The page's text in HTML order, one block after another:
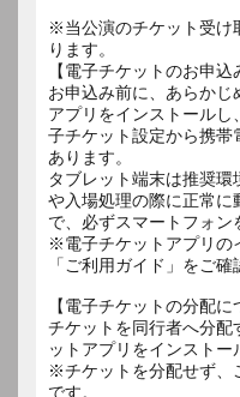
※当公演のチケット受け
ります。
【電子チケットのお申込
お申込み前に、あらかじ
アプリをインストール
子チケット設定から携
あります。
タブレット端末は推奨
や入場処理の際に正常
で、必ずスマートフォン
※電子チケットアプリの
「ご利用ガイド」をご確
【電子チケットの分配に
チケットを同行者へ分配
ットアプリをインストー
※チケットを分配せず、
です。